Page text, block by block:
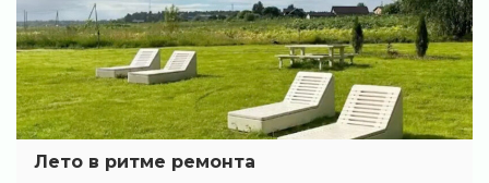
Лето в ритме ремонта